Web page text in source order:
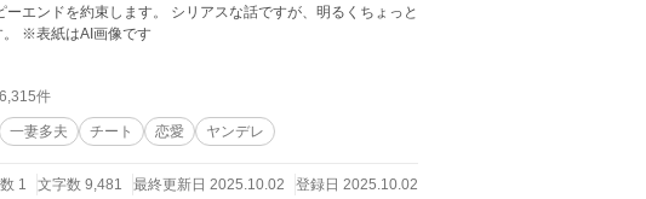
笑える感じに仕上げていければいいなと思ってます。 ※表紙はAI画像です
件
一妻多夫 チート 恋愛 ヤンデレ
1 文字数 9,481 最終更新日 2025.10.02 登録日 2025.10.02